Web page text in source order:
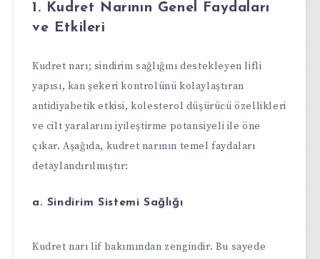
1. Kudret Narının Genel Faydaları
ve Etkileri
Kudret narı; sindirim sağlığını destekleyen lifli
yapısı, kan şekeri kontrolünü kolaylaştıran
antidiyabetik etkisi, kolesterol düşürücü özellikleri
ve cilt yaralarını iyileştirme potansiyeli ile öne
çıkar. Aşağıda, kudret narının temel faydaları
detaylandırılmıştır:
a. Sindirim Sistemi Sağlığı
Kudret narı lif bakımından zengindir. Bu sayede